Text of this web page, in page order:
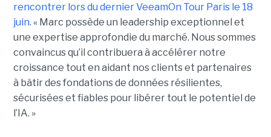
rencontrer lors du dernier VeeamOn Tour Paris le 18
juin. « Marc possède un leadership exceptionnel et
une expertise approfondie du marché. Nous sommes
convaincus qu’il contribuera à accélérer notre
croissance tout en aidant nos clients et partenaires
à bâtir des fondations de données résilientes,
sécurisées et fiables pour libérer tout le potentiel de
l’IA. »